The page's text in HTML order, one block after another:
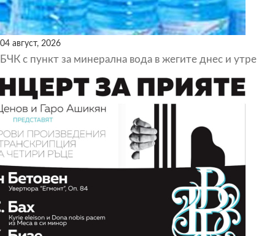
04 август, 2026
БЧК с пункт за минерална вода в жегите днес и утре